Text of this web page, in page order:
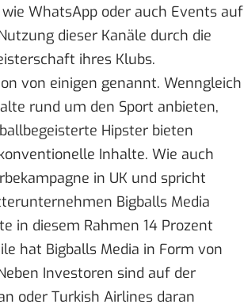
WhatsApp oder auch Events auf
dieser Kanäle durch die
ihres Klubs.
von einigen genannt. Wenngleich
rund um den Sport anbieten,
Hipster bieten
Inhalte. Wie auch
in UK und spricht
Bigballs Media
in diesem Rahmen 14 Prozent
hat Bigballs Media in Form von
Investoren sind auf der
oder Turkish Airlines daran